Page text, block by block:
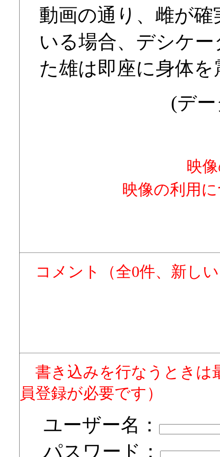
動画の通り、雌が
いる場合、デシケ
た雄は即座に身体
(デー
映
映像の利用
コメント（全0件、新し
書き込みを行なうときは
員登録が必要です）
ユーザー名：
パスワード：